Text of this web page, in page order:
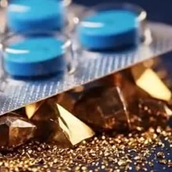
അറിഞ്ഞാൽ മാത്രമേ
ചെയ്യാൻ സാധിക്കൂ. ഇതിനൊപ്പം
സുരക്ഷാ കവചമായി
(Username Key) എന്നൊരു
കൂടി വാട്സാപ്പ്
ഇതൊരു ഫോർ ഡിജിറ്റ് (4-
അറിയാവുന്ന ഒരു
കോഡ് കൂടി കൃത്യമായി
അനാവശ്യ സന്ദേശങ്ങൾ